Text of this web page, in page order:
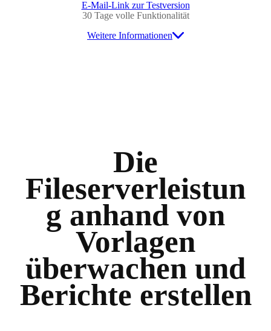
E-Mail-Link zur Testversion
30 Tage volle Funktionalität
Weitere Informationen
Die
Fileserverleistun
g anhand von
Vorlagen
überwachen und
Berichte erstellen